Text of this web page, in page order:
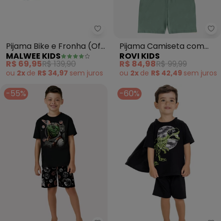
Malwee Kids - Pijama Bike e
Pijama Bike e Fronha (Off
White)
MALWEE KIDS
R$ 69,95R$ 139,90
ou 2x de R$ 34,97 sem juros
Pijama Camiseta com
Bermuda Infantil (Verde)
ROVI KIDS
R$ 84,98R$ 99,99
ou 2x de R$ 42,49 sem juros
-55% -60%